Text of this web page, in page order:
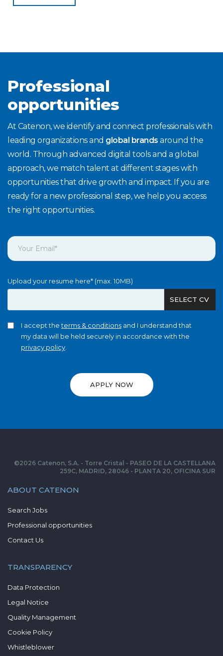
Professional
opportunities
At Catenon, we identify and connect professionals with
leading organizations and global brands around the
world. Through advanced digital tools and a global
approach, we match talent at different stages with
opportunities that drive growth and impact. If you are
ready for a new professional step, we help you access
the right opportunities.
Upload your resume here* (max. 10MB)
SELECT CV
I accept theterms & conditions and I understand that
my data will be held securely in accordance with the
privacy policy
APPLY NOW
ABOUT CATENON
Search Jobs
Professional opportunities
Contact Us
TRANSPARENCY
Data Protection
Legal Notice
Quality Management
Cookie Policy
Whistleblower
©2026 Catenon, S.A. - Torre Cristal - PASEO DE LA CASTELLANA
259C, MADRID, 28046 - PLANTA 20, OFICINA SUR